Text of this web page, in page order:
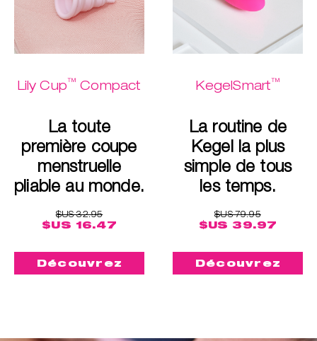
Lily Cup™ Compact
La toute
première coupe
menstruelle
pliable au monde.
$US 32.95
$US 16.47
Découvrez
KegelSmart™
La routine de
Kegel la plus
simple de tous
les temps.
$US 79.95
$US 39.97
Découvrez